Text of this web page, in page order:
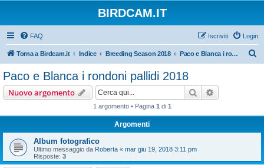
BIRDCAM.IT
FAQ Login
Iscriviti
Torna a Birdcam.it Indice Breeding Season 2018 Paco e Blanca i rondoni pallidi 2018
Paco e Blanca i rondoni pallidi 2018
Nuovo argomento Cerca
1 argomento • Pagina 1 di 1
Argomenti
Album fotografico
Ultimo messaggio da Roberta « mar giu 19, 2018 3:11 pm
Risposte: 3